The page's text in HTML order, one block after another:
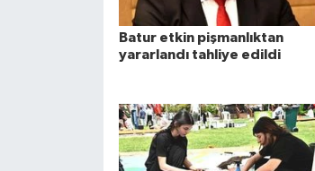
Batur etkin pişmanlıktan
yararlandı tahliye edildi